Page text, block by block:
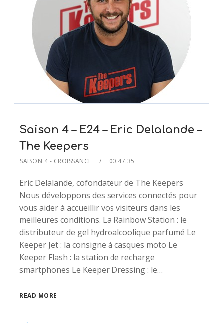
Saison 4 – E24 – Eric Delalande –
The Keepers
SAISON 4 - CROISSANCE 00:47:35
Eric Delalande, cofondateur de The Keepers
Nous développons des services connectés pour
vous aider à accueillir vos visiteurs dans les
meilleures conditions. La Rainbow Station : le
distributeur de gel hydroalcoolique parfumé Le
Keeper Jet : la consigne à casques moto Le
Keeper Flash : la station de recharge
smartphones Le Keeper Dressing : le…
READ MORE